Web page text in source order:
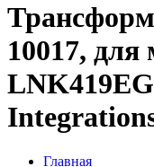
10017,
Главная